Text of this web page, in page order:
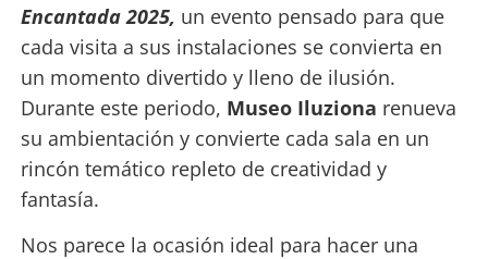
Encantada 2025, un evento pensado para que
cada visita a sus instalaciones se convierta en
un momento divertido y lleno de ilusión.
Durante este periodo, Museo Iluziona renueva
su ambientación y convierte cada sala en un
rincón temático repleto de creatividad y
fantasía.
Nos parece la ocasión ideal para hacer una